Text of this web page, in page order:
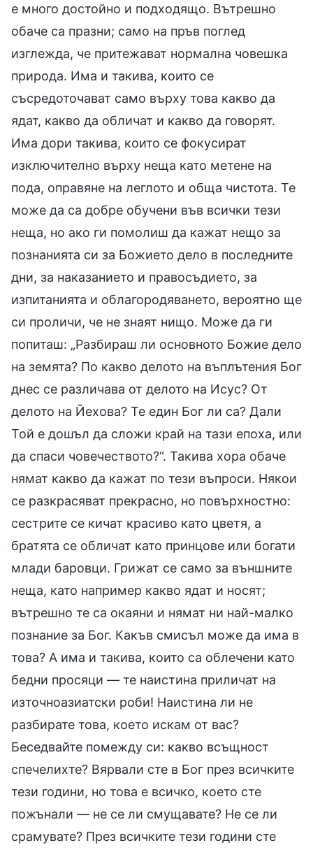
е много достойно и подходящо. Вътрешно
обаче са празни; само на пръв поглед
изглежда, че притежават нормална човешка
природа. Има и такива, които се
съсредоточават само върху това какво да
ядат, какво да обличат и какво да говорят.
Има дори такива, които се фокусират
изключително върху неща като метене на
пода, оправяне на леглото и обща чистота. Те
може да са добре обучени във всички тези
неща, но ако ги помолиш да кажат нещо за
познанията си за Божието дело в последните
дни, за наказанието и правосъдието, за
изпитанията и облагородяването, вероятно ще
си проличи, че не знаят нищо. Може да ги
попиташ: „Разбираш ли основното Божие дело
на земята? По какво делото на въплътения Бог
днес се различава от делото на Исус? От
делото на Йехова? Те един Бог ли са? Дали
Той е дошъл да сложи край на тази епоха, или
да спаси човечеството?“. Такива хора обаче
нямат какво да кажат по тези въпроси. Някои
се разкрасяват прекрасно, но повърхностно:
сестрите се кичат красиво като цветя, а
братята се обличат като принцове или богати
млади баровци. Грижат се само за външните
неща, като например какво ядат и носят;
вътрешно те са окаяни и нямат ни най-малко
познание за Бог. Какъв смисъл може да има в
това? А има и такива, които са облечени като
бедни просяци — те наистина приличат на
източноазиатски роби! Наистина ли не
разбирате това, което искам от вас?
Беседвайте помежду си: какво всъщност
спечелихте? Вярвали сте в Бог през всичките
тези години, но това е всичко, което сте
пожънали — не се ли смущавате? Не се ли
срамувате? През всичките тези години сте